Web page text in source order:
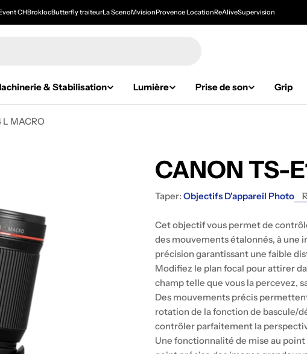
CHBroklocButterfly traiteurLa ScenoMvisionProvence LocationReAliveSupervision
& Stabilisation Lumière Prise de son Grip
L MACRO
CANON TS-
Taper: Objectifs D'appareil Photo
Cet objectif vous permet de
des mouvements étalonnés, à une
précision garantissant une faible
Modifiez le plan focal pour attirer
champ telle que vous la percevez,
Des mouvements précis
rotation de la fonction de bascule/
contrôler parfaitement la
Une fonctionnalité de mise au